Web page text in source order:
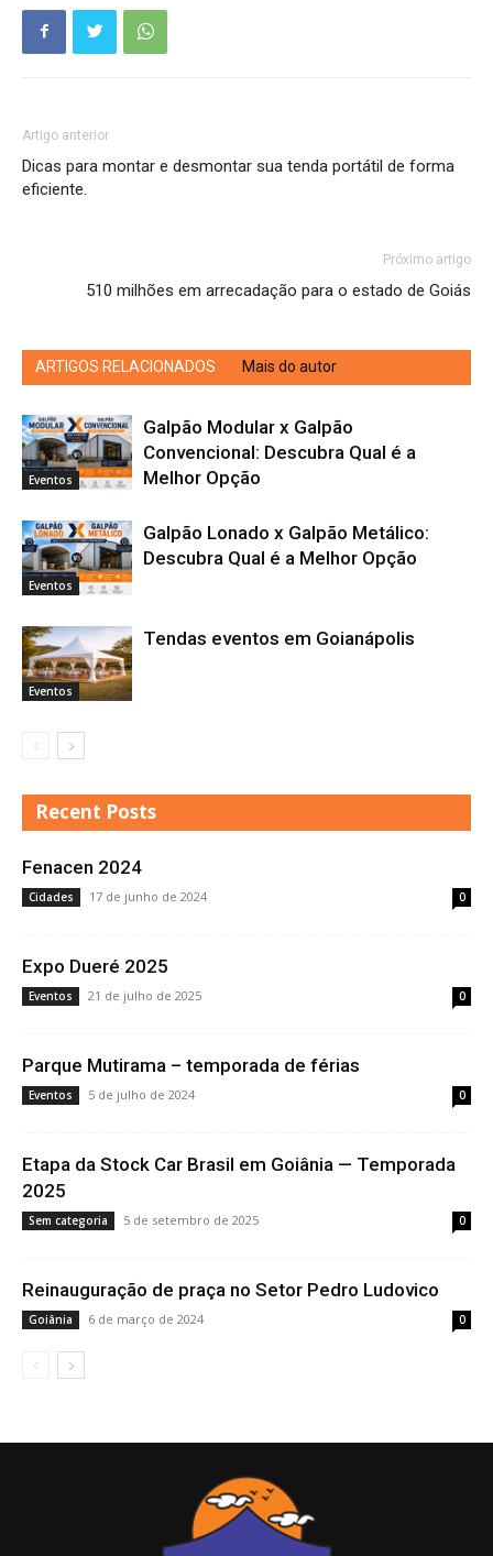
Artigo anterior
Dicas para montar e desmontar sua tenda portátil de forma
eficiente.
Próximo artigo
510 milhões em arrecadação para o estado de Goiás
ARTIGOS RELACIONADOS Mais do autor
Eventos
Galpão Modular x Galpão
Convencional: Descubra Qual é a
Melhor Opção
Eventos
Galpão Lonado x Galpão Metálico:
Descubra Qual é a Melhor Opção
Eventos
Tendas eventos em Goianápolis
Recent Posts
Fenacen 2024
Cidades 17 de junho de 2024 0
Expo Dueré 2025
Eventos 21 de julho de 2025 0
Parque Mutirama – temporada de férias
Eventos 5 de julho de 2024 0
Etapa da Stock Car Brasil em Goiânia — Temporada
2025
Sem categoria 5 de setembro de 2025 0
Reinauguração de praça no Setor Pedro Ludovico
Goiânia 6 de março de 2024 0